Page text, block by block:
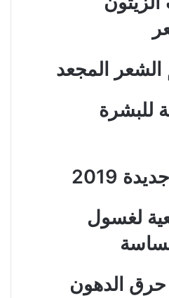
الشعر المجعد
للبشرة
2019
لغسول
الدهون